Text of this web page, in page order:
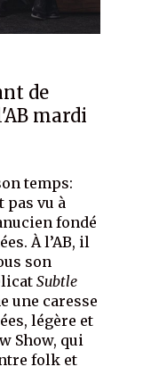
de
mardi
temps:
pas vu à
fondé
À l’AB, il
son
Subtle
une caresse
légère et
Show, qui
folk et